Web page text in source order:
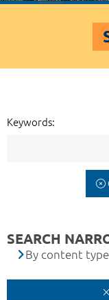
Keywords:
SEARCH
By content